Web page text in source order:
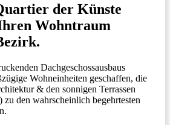
der Künste
Wohntraum
Dachgeschossausbaus
Wohneinheiten geschaffen, die
& den sonnigen Terrassen
zu den wahrscheinlich begehrtesten